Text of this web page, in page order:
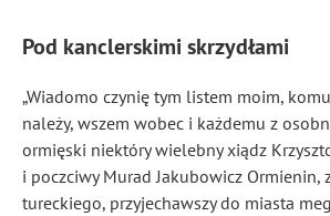
Pod kanclerskimi skrzydłami
„Wiadomo czynię tym listem moim,
należy, wszem wobec i każdemu z
ormięski niektóry wielebny xiądz
i poczciwy Murad Jakubowicz Ormienin,
tureckiego, przyjechawszy do miasta